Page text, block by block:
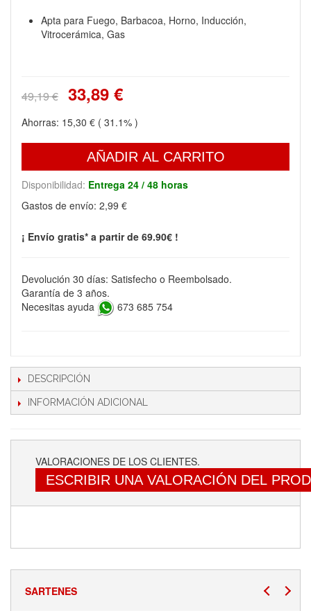
Apta para Fuego, Barbacoa, Horno, Inducción,
Vitrocerámica, Gas
49,19 € 33,89 €
Ahorras: 15,30 € ( 31.1% )
AÑADIR AL CARRITO
Disponibilidad: Entrega 24 / 48 horas
Gastos de envío: 2,99 €
¡ Envío gratis* a partir de 69.90€ !
Devolución 30 días: Satisfecho o Reembolsado.
Garantía de 3 años.
Necesitas ayuda
673 685 754
DESCRIPCIÓN
INFORMACIÓN ADICIONAL
VALORACIONES DE LOS CLIENTES.
ESCRIBIR UNA VALORACIÓN DEL
SARTENES